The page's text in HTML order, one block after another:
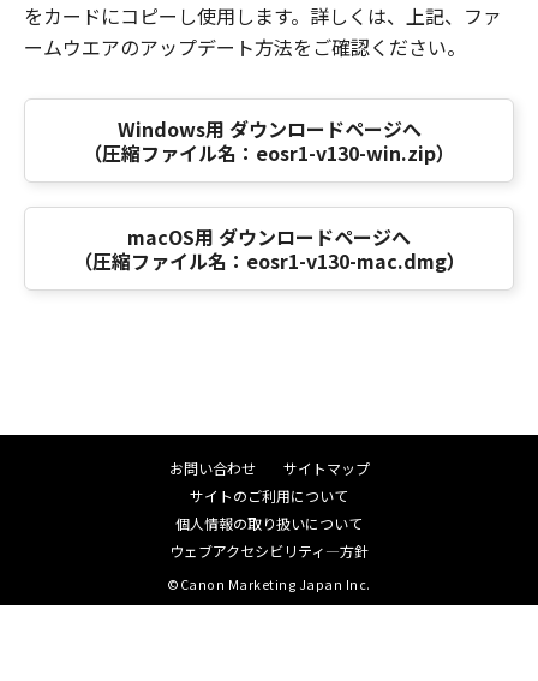
をカードにコピーし使用します。詳しくは、上記、ファ
ームウエアのアップデート方法をご確認ください。
Windows用 ダウンロードページへ
（圧縮ファイル名：eosr1-v130-win.zip）
macOS用 ダウンロードページへ
（圧縮ファイル名：eosr1-v130-mac.dmg）
お問い合わせ
サイトマップ
サイトのご利用について
個人情報の取り扱いについて
ウェブアクセシビリティ―方針
©Canon Marketing Japan Inc.